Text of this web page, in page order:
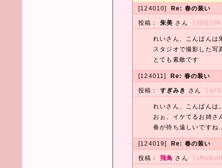
[124010] Re: 春の装い
投稿： 朱美 さん [3bQJ/
れいさん、こんばんは
スタジオで撮影した写
とても素敵です
[124011] Re: 春の装い
投稿： すぎみき さん
れいさん、こんばんは
おぉ、イケてるお姉さ
春が待ち遠しいです
[124019] Re: 春の装い
投稿： 飛鳥 さん